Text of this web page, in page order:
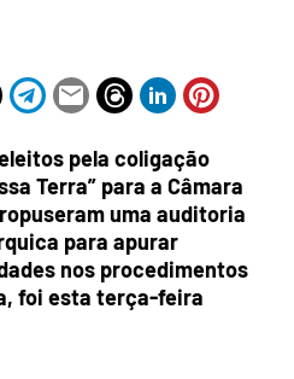
pela coligação
Terra” para a Câmara
uma auditoria
para apurar
nos procedimentos
foi esta terça-feira